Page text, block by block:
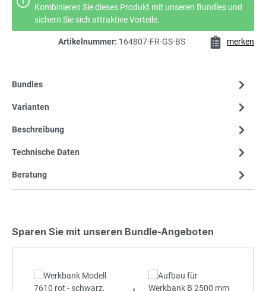
Kombinieren Sie dieses Produkt mit unseren Bundles und
sichern Sie sich attraktive Vorteile.
Artikelnummer: 164807-FR-GS-BS merken
Bundles
Varianten
Beschreibung
Technische Daten
Beratung
Sparen Sie mit unseren Bundle-Angeboten